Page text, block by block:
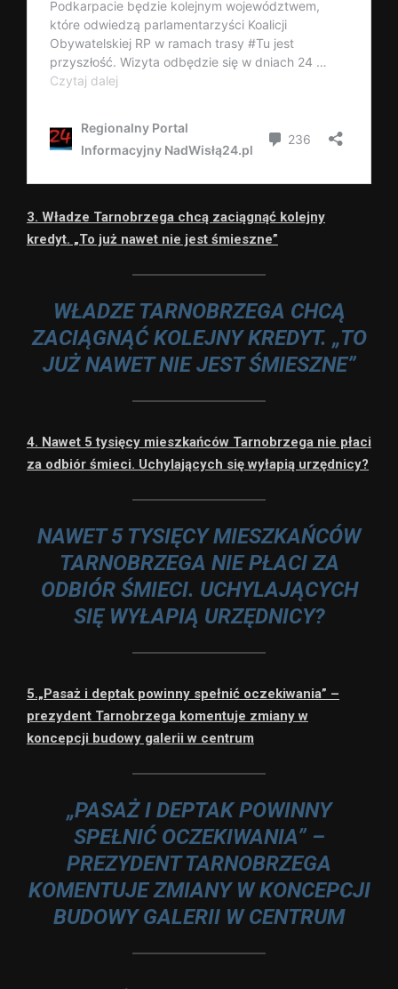
3. Władze Tarnobrzega chcą zaciągnąć kolejny
kredyt. „To już nawet nie jest śmieszne”
WŁADZE TARNOBRZEGA CHCĄ
ZACIĄGNĄĆ KOLEJNY KREDYT. „TO
JUŻ NAWET NIE JEST ŚMIESZNE”
4. Nawet 5 tysięcy mieszkańców Tarnobrzega nie płaci
za odbiór śmieci. Uchylających się wyłapią urzędnicy?
NAWET 5 TYSIĘCY MIESZKAŃCÓW
TARNOBRZEGA NIE PŁACI ZA
ODBIÓR ŚMIECI. UCHYLAJĄCYCH
SIĘ WYŁAPIĄ URZĘDNICY?
5.„Pasaż i deptak powinny spełnić oczekiwania” –
prezydent Tarnobrzega komentuje zmiany w
koncepcji budowy galerii w centrum
„PASAŻ I DEPTAK POWINNY
SPEŁNIĆ OCZEKIWANIA” –
PREZYDENT TARNOBRZEGA
KOMENTUJE ZMIANY W KONCEPCJI
BUDOWY GALERII W CENTRUM